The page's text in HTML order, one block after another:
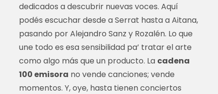
dedicados a descubrir nuevas voces. Aquí
podés escuchar desde a Serrat hasta a Aitana,
pasando por Alejandro Sanz y Rozalén. Lo que
une todo es esa sensibilidad pa’ tratar el arte
como algo más que un producto. La cadena
100 emisora no vende canciones; vende
momentos. Y, oye, hasta tienen conciertos